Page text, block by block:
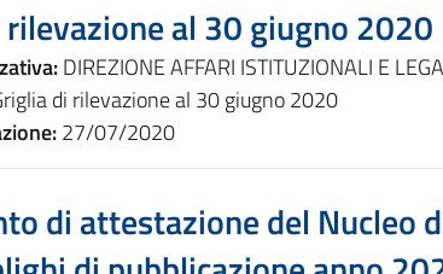
al 30 giugno 2020
DIREZIONE AFFARI ISTITUZIONALI E
di rilevazione al 30 giugno 2020
27/07/2020
di attestazione del Nucleo